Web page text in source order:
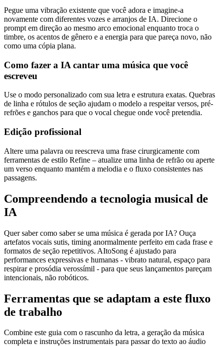
Pegue uma vibração existente que você adora e imagine-a
novamente com diferentes vozes e arranjos de IA. Direcione o
prompt em direção ao mesmo arco emocional enquanto troca o
timbre, os acentos de gênero e a energia para que pareça novo, não
como uma cópia plana.
Como fazer a IA cantar uma música que você
escreveu
Use o modo personalizado com sua letra e estrutura exatas. Quebras
de linha e rótulos de seção ajudam o modelo a respeitar versos, pré-
refrões e ganchos para que o vocal chegue onde você pretendia.
Edição profissional
Altere uma palavra ou reescreva uma frase cirurgicamente com
ferramentas de estilo Refine – atualize uma linha de refrão ou aperte
um verso enquanto mantém a melodia e o fluxo consistentes nas
passagens.
Compreendendo a tecnologia musical de
IA
Quer saber como saber se uma música é gerada por IA? Ouça
artefatos vocais sutis, timing anormalmente perfeito em cada frase e
formatos de seção repetitivos. AItoSong é ajustado para
performances expressivas e humanas - vibrato natural, espaço para
respirar e prosódia verossímil - para que seus lançamentos pareçam
intencionais, não robóticos.
Ferramentas que se adaptam a este fluxo
de trabalho
Combine este guia com o rascunho da letra, a geração da música
completa e instruções instrumentais para passar do texto ao áudio